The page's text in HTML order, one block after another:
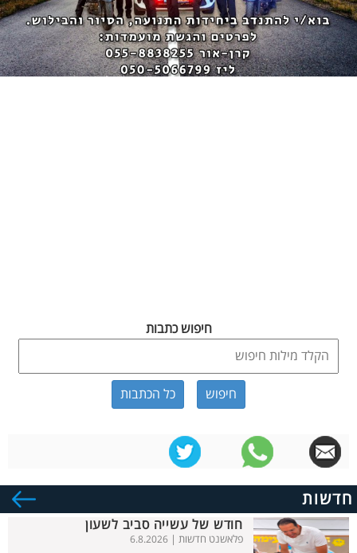
חיפוש כתבות
כל הכתבות
חדשות
חודש של עשייה סביב לשעון
פלאשנט חדשות | 6.8.2026